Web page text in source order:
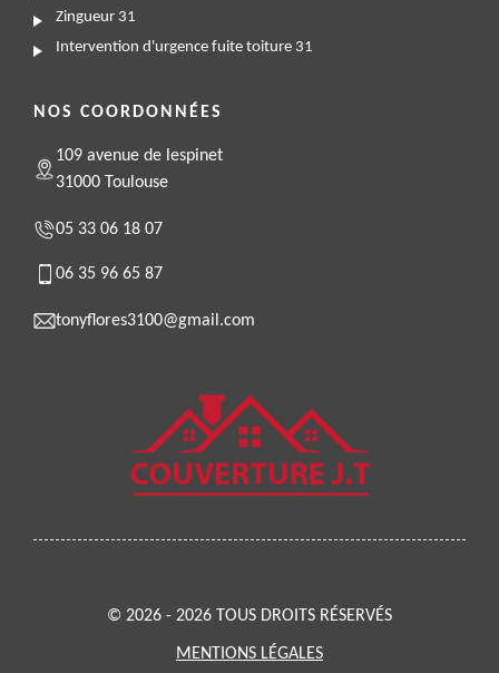
Zingueur 31
Intervention d'urgence fuite toiture 31
NOS COORDONNÉES
109 avenue de lespinet
31000 Toulouse
05 33 06 18 07
06 35 96 65 87
tonyflores3100@gmail.com
© 2026 - 2026 TOUS DROITS RÉSERVÉS
MENTIONS LÉGALES